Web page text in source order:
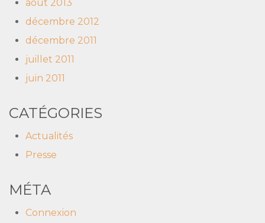
août 2013
décembre 2012
décembre 2011
juillet 2011
juin 2011
CATÉGORIES
Actualités
Presse
MÉTA
Connexion